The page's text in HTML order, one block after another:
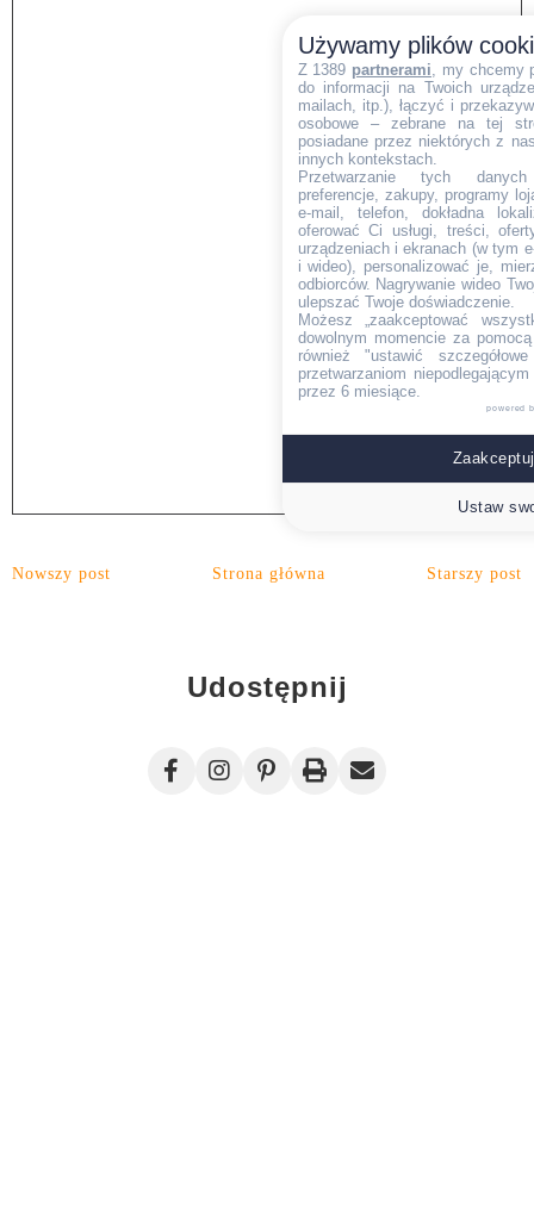
Nowszy post Starszy post
Strona główna
Udostępnij
Używamy plików
Z 1389 partnerami , my chcemy
do informacji na Twoich
mailach, itp.), łączyć i
osobowe – zebrane na tej
posiadane przez niektórych z
innych kontekstach.
Przetwarzanie tych danych
preferencje, zakupy, programy
e-mail, telefon, dokładna
oferować Ci usługi, treści,
urządzeniach i ekranach (w tym
i wideo), personalizować je,
odbiorców. Nagrywanie wideo
ulepszać Twoje doświadczenie.
Możesz „zaakceptować
dowolnym momencie za
również "ustawić
przetwarzaniom
przez 6 miesiące.
powered
Ustaw